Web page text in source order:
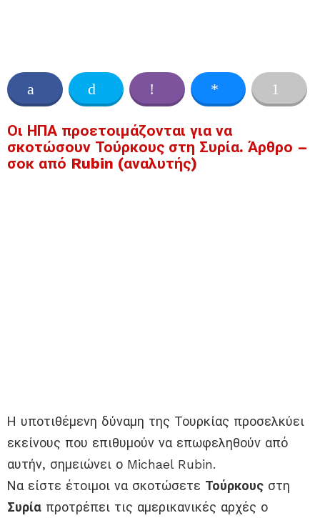
Οι ΗΠΑ προετοιμάζονται για να
σκοτώσουν Τούρκους στη Συρία. Άρθρο –
σοκ από Rubin (αναλυτής)
Η υποτιθέμενη δύναμη της Τουρκίας προσελκύει
εκείνους που επιθυμούν να επωφεληθούν από
αυτήν, σημειώνει ο Michael Rubin.
Να είστε έτοιμοι να σκοτώσετε Τούρκους στη
Συρία προτρέπει τις αμερικανικές αρχές ο